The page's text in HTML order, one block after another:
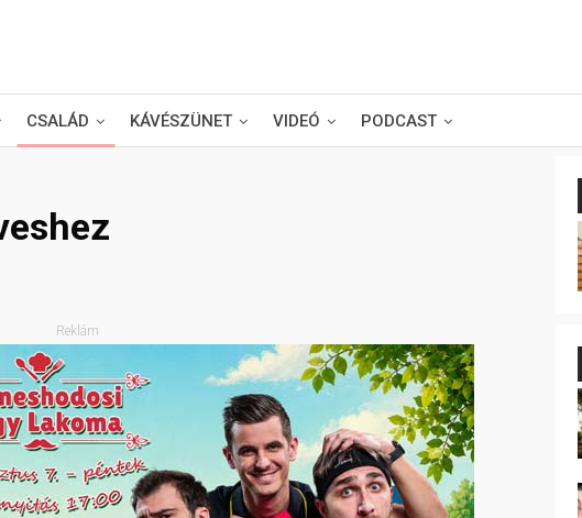
CSALÁD KÁVÉSZÜNET VIDEÓ PODCAST
Reklám